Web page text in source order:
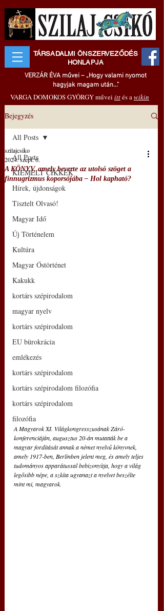
TÁRSADALMI ÖNSZERVEZŐDÉS
HONLAPJA
VERZÁR ÉVA művei – „Hogy valami nyomot
hagyjak magam után..."
VARGA DOMOKOS GYÖRGY művei ittés awikin
Bejegyzés
All Posts
KIEMELT CIKKEK
Hírek, újdonságok
Tisztelt Olvasó!
Magyar Idő
Új Történelem
Kultúra
Magyar Őstörténet
Kakukk
kortárs szépirodalom
magyar nyelv
kortárs szépirodalom
EU bürokrácia
emlékezés
kortárs szépirodalom
kortárs szépirodalom filozófia
kortárs szépirodalom
filozófia
All Posts
A KÖNYV, amely beverte az utolsó szöget a
finnugrizmus koporsójába – Hol kapható?
szilajcsiko
2024. szept. 6.
A Magyarok XI. Világkongresszusának Záró-
konferenciáján, augusztus 20-án mutatták be a
magyar fordítását annak a német nyelvű könyvnek,
amely 1917-ben, Berlinben jelent meg, és amely teljes
tudományos apparátussal bebizonyítja, hogy a világ
legősibb népe, a szkíta ugyanazt a nyelvet beszélte
mint mi, magyarok.